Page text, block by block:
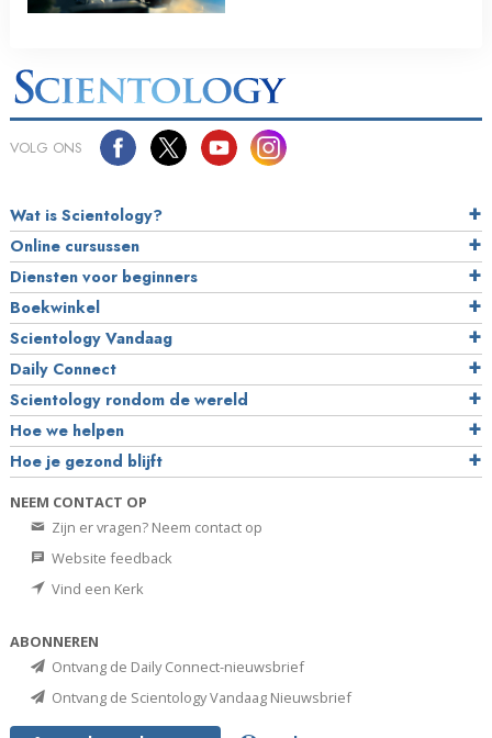
VOLG ONS
Wat is Scientology?
Online cursussen
Diensten voor beginners
Boekwinkel
Scientology Vandaag
Daily Connect
Scientology rondom de wereld
Hoe we helpen
Hoe je gezond blijft
NEEM CONTACT OP
Zijn er vragen? Neem contact op
Website feedback
Vind een Kerk
ABONNEREN
Ontvang de Daily Connect-nieuwsbrief
Ontvang de Scientology Vandaag Nieuwsbrief